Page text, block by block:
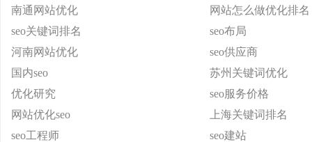
南通网站优化
网站怎么做优化排名
seo关键词排名
seo布局
河南网站优化
seo供应商
国内seo
苏州关键词优化
优化研究
seo服务价格
网站优化seo
上海关键词排名
seo工程师
seo建站